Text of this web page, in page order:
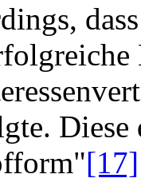
Diese
[17]